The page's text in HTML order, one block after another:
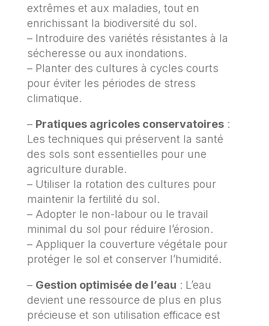
extrêmes et aux maladies, tout en
enrichissant la biodiversité du sol.
– Introduire des variétés résistantes à la
sécheresse ou aux inondations.
– Planter des cultures à cycles courts
pour éviter les périodes de stress
climatique.
– Pratiques agricoles conservatoires:
Les techniques qui préservent la santé
des sols sont essentielles pour une
agriculture durable.
– Utiliser la rotation des cultures pour
maintenir la fertilité du sol.
– Adopter le non-labour ou le travail
minimal du sol pour réduire l’érosion.
– Appliquer la couverture végétale pour
protéger le sol et conserver l’humidité.
– Gestion optimisée de l’eau : L’eau
devient une ressource de plus en plus
précieuse et son utilisation efficace est